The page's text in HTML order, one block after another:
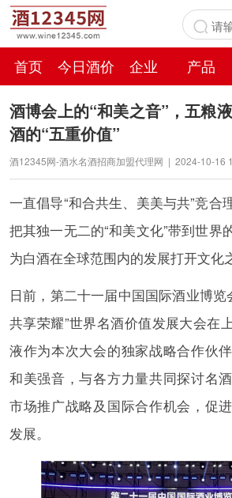
首页 今日酒价 企业 产品
百科
酒博会上的“和美之音”，五粮
酒的“五重价值”
酒12345网-酒水名酒招商加盟代理网 | 2024-10-16
一直倡导“和合共生、美美与共”竞合
把其独一无二的“和美文化”带到世界
为白酒在全球范围内的发展打开文化
日前，第二十一届中国国际酒业博览
共享荣耀”世界名酒价值发展大会在
液作为本次大会的独家战略合作伙
和美强音，与各方力量共同探讨名酒
市场推广战略及国际合作机会，促
发展。